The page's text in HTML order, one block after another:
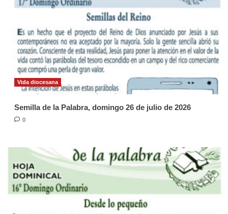
Vida diocesana
Semilla de la Palabra, domingo 26 de julio de 2026
0